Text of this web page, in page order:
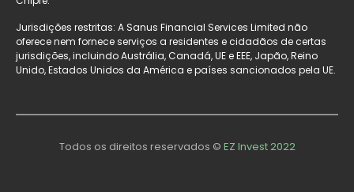
Jurisdições restritas: A Sanus Financial Services Limited não
oferece nem fornece serviços a residentes e cidadãos de certas
jurisdições, incluindo Austrália, Canadá, UE e EEE, Japão, Reino
Unido, Estados Unidos da América e países sancionados pela UE.
Todos os direitos reservados © EZ Invest 2022